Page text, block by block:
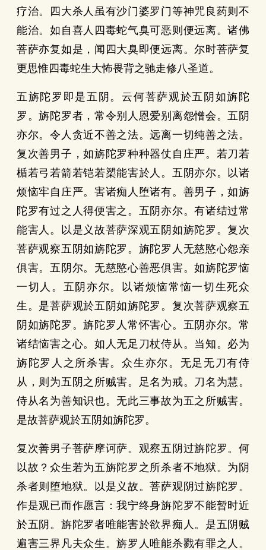
疗治。四大杀人虽有沙门婆罗门等神咒良药则不
能治。如自喜人四毒蛇气臭可恶则便远离。诸佛
菩萨亦复如是，闻四大臭即便远离。尔时菩萨复
更思惟四毒蛇生大怖畏背之驰走修八圣道。
五旃陀罗即是五阴。云何菩萨观於五阴如旃陀
罗。旃陀罗者，常令别人恩爱别离怨憎会。五阴
亦尔。令人贪近不善之法。远离一切纯善之法。
复次善男子，如旃陀罗种种器仗自庄严。若刀若
楯若弓若箭若铠若槊能害於人。五阴亦尔。以诸
烦恼牢自庄严。害诸痴人堕诸有。善男子，如旃
陀罗有过之人得便害之。五阴亦尔。有诸结过常
能害人。以是义故菩萨深观五阴如旃陀罗。复次
菩萨观察五阴如旃陀罗。旃陀罗人无慈愍心怨亲
俱害。五阴尔。无慈愍心善恶俱害。如旃陀罗恼
一切人。五阴亦尔。以诸烦恼常恼一切生死众
生。是菩萨观於五阴如旃陀罗。复次菩萨观察五
阴如旃陀罗。旃陀罗人常怀害心。五阴亦尔。常
诸结恼害之心。如人无足刀杖侍从。当知。必为
旃陀罗人之所杀害。众生亦尔。无足无刀有侍
从，则为五阴之所贼害。足名为戒。刀名为慧。
侍从名为善知识也。无此三事故为五之所贼害。
是故菩萨观於五阴如旃陀罗。
复次善男子菩萨摩诃萨。观察五阴过旃陀罗。何
以故？众生若为五旃陀罗之所杀者不地狱。为阴
杀者则堕地狱。以是义故。菩萨观阴过旃陀罗。
作是观已而作愿言：我宁终身旃陀罗不能暂时近
於五阴。旃陀罗者唯能害於欲界痴人。是五阴贼
遍害三界凡夫众生。旃罗人唯能杀戮有罪之人。